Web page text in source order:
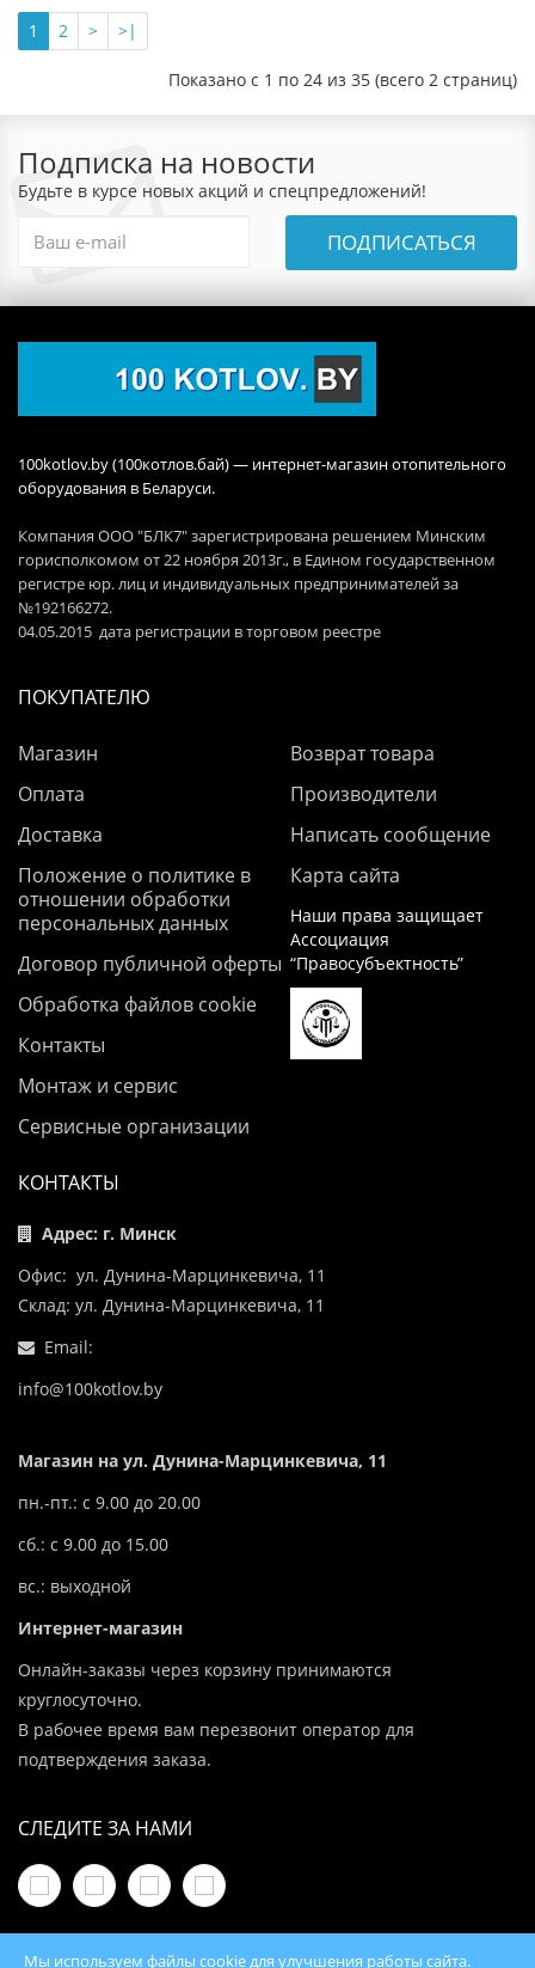
1 2 > >|
Показано с 1 по 24 из 35 (всего 2 страниц)
Подписка на новости
Будьте в курсе новых акций и спецпредложений!
ПОДПИСАТЬСЯ
100kotlov.by (100котлов.бай) — интернет-магазин отопительного
оборудования в Беларуси.
Компания ООО "БЛК7" зарегистрирована решением Минским
горисполкомом от 22 ноября 2013г., в Едином государственном
регистре юр. лиц и индивидуальных предпринимателей за
№192166272.
04.05.2015 дата регистрации в торговом реестре
ПОКУПАТЕЛЮ
Магазин
Оплата
Доставка
Положение о политике в
отношении обработки
персональных данных
Договор публичной оферты
Обработка файлов cookie
Контакты
Монтаж и сервис
Сервисные организации
Возврат товара
Производители
Написать сообщение
Карта сайта
Наши права защищает
Ассоциация
“Правосубъектность”
КОНТАКТЫ
Адрес: г. Минск
Офис: ул. Дунина-Марцинкевича, 11
Склад: ул. Дунина-Марцинкевича, 11
Email:
info@100kotlov.by
Магазин на ул. Дунина-Марцинкевича, 11
пн.-пт.: с 9.00 до 20.00
сб.: с 9.00 до 15.00
вс.: выходной
Интернет-магазин
Онлайн-заказы через корзину принимаются
круглосуточно.
В рабочее время вам перезвонит оператор для
подтверждения заказа.
СЛЕДИТЕ ЗА НАМИ
Мы используем файлы cookie для улучшения работы сайта.